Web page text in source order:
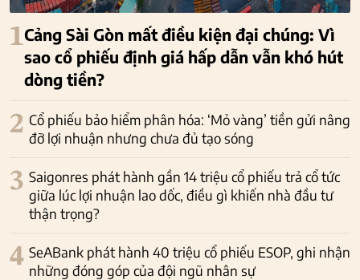
1Cảng Sài Gòn mất điều kiện đại chúng: Vì
sao cổ phiếu định giá hấp dẫn vẫn khó hút
dòng tiền?
2 Cổ phiếu bảo hiểm phân hóa: ‘Mỏ vàng’ tiền gửi nâng
đỡ lợi nhuận nhưng chưa đủ tạo sóng
3 Saigonres phát hành gần 14 triệu cổ phiếu trả cổ tức
giữa lúc lợi nhuận lao dốc, điều gì khiến nhà đầu tư
thận trọng?
4 SeABank phát hành 40 triệu cổ phiếu ESOP, ghi nhận
những đóng góp của đội ngũ nhân sự